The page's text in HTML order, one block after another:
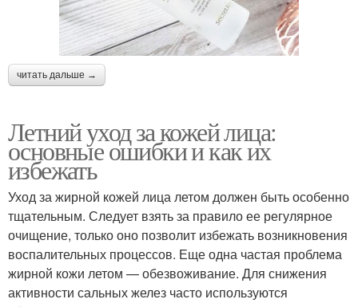
читать дальше →
Летний уход за кожей лица:
основные ошибки и как их
избежать
Уход за жирной кожей лица летом должен быть особенно
тщательным. Следует взять за правило ее регулярное
очищение, только оно позволит избежать возникновения
воспалительных процессов. Еще одна частая проблема
жирной кожи летом — обезвоживание. Для снижения
активности сальных желез часто используются